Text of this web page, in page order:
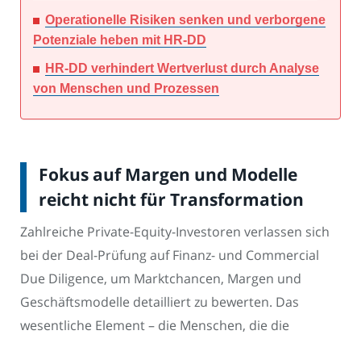
Operationelle Risiken senken und verborgene
Potenziale heben mit HR-DD
HR-DD verhindert Wertverlust durch Analyse
von Menschen und Prozessen
Fokus auf Margen und Modelle
reicht nicht für Transformation
Zahlreiche Private-Equity-Investoren verlassen sich
bei der Deal-Prüfung auf Finanz- und Commercial
Due Diligence, um Marktchancen, Margen und
Geschäftsmodelle detailliert zu bewerten. Das
wesentliche Element – die Menschen, die die